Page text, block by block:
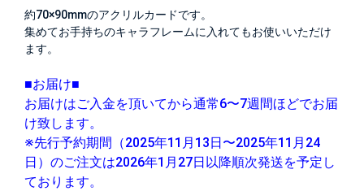
約70×90mmのアクリルカードです。
集めてお手持ちのキャラフレームに入れてもお使いいただけ
ます。
■お届け■
お届けはご入金を頂いてから通常6〜7週間ほどでお届
け致します。
※先行予約期間（2025年11月13日〜2025年11月24
日）のご注文は2026年1月27日以降順次発送を予定し
ております。